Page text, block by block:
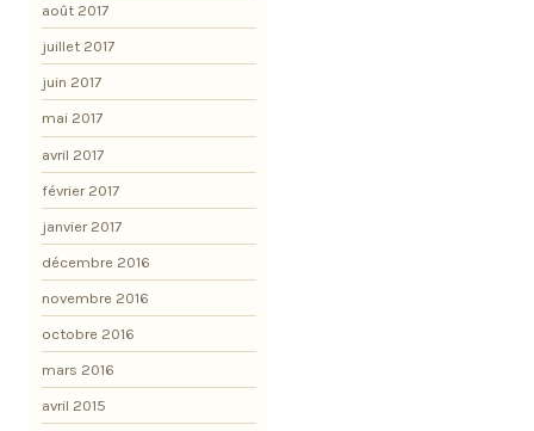
août 2017
juillet 2017
juin 2017
mai 2017
avril 2017
février 2017
janvier 2017
décembre 2016
novembre 2016
octobre 2016
mars 2016
avril 2015